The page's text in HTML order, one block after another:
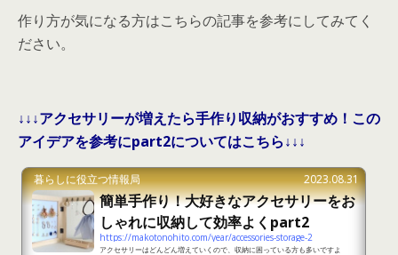
作り方が気になる方はこちらの記事を参考にしてみてく
ださい。
↓↓↓アクセサリーが増えたら手作り収納がおすすめ！この
アイデアを参考にpart2についてはこちら↓↓↓
暮らしに役立つ情報局 2023.08.31
簡単手作り！大好きなアクセサリーをお
しゃれに収納して効率よくpart2
https://makotonohito.com/year/accessories-storage-2
アクセサリーはどんどん増えていくので、収納に困っている方も多いですよ